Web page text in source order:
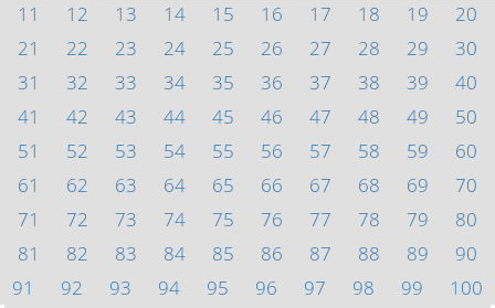
11
12 13 14 15 16 17 18 19
20
21
22 23 24 25 26 27 28 29
30
31
32 33 34 35 36 37 38 39
40
41
42 43 44 45 46 47 48 49
50
51
52 53 54 55 56 57 58 59
60
61
62 63 64 65 66 67 68 69
70
71
72 73 74 75 76 77 78 79
80
81
82 83 84 85 86 87 88 89
90
91
92 93 94 95 96 97 98 99
100